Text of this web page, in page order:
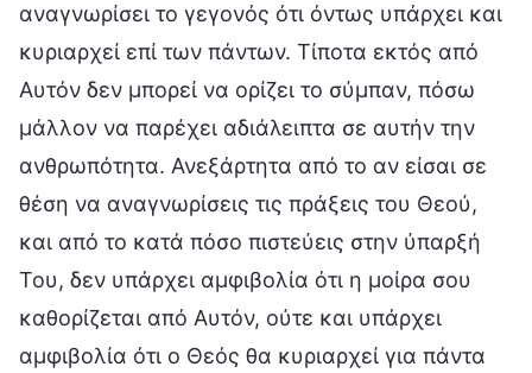
αναγνωρίσει το γεγονός ότι όντως υπάρχει και
κυριαρχεί επί των πάντων. Τίποτα εκτός από
Αυτόν δεν μπορεί να ορίζει το σύμπαν, πόσω
μάλλον να παρέχει αδιάλειπτα σε αυτήν την
ανθρωπότητα. Ανεξάρτητα από το αν είσαι σε
θέση να αναγνωρίσεις τις πράξεις του Θεού,
και από το κατά πόσο πιστεύεις στην ύπαρξή
Του, δεν υπάρχει αμφιβολία ότι η μοίρα σου
καθορίζεται από Αυτόν, ούτε και υπάρχει
αμφιβολία ότι ο Θεός θα κυριαρχεί για πάντα